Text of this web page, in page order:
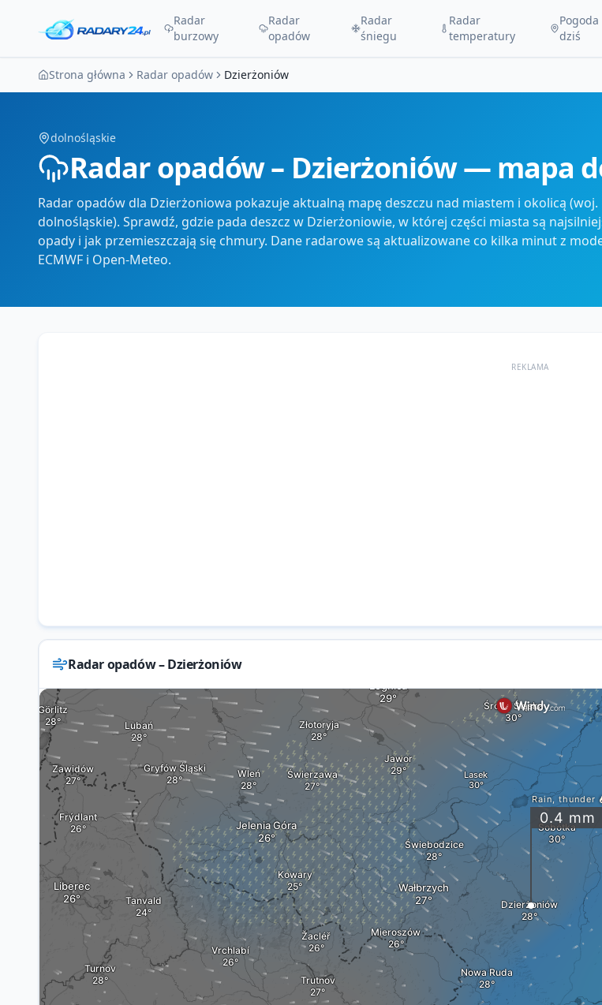
Radar
burzowy
Radar
opadów
Radar
śniegu
Radar
temperatury
Pogoda
dziś
Strona główna Radar opadów Dzierżoniów
dolnośląskie
Radar opadów – Dzierżoniów — mapa
Radar opadów dla Dzierżoniowa pokazuje aktualną mapę deszczu nad miastem i okolicą (woj.
dolnośląskie). Sprawdź, gdzie pada deszcz w Dzierżoniowie, w której części miasta są
opady i jak przemieszczają się chmury. Dane radarowe są aktualizowane co kilka minut z
ECMWF i Open-Meteo.
REKLAMA
Radar opadów – Dzierżoniów